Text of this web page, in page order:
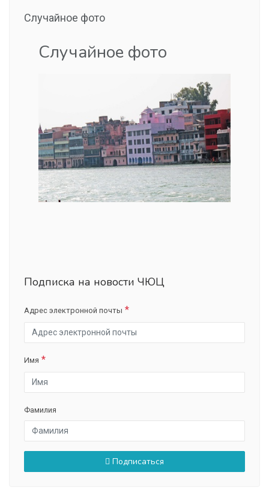
Случайное фото
Случайное фото
Подписка на новости ЧЮЦ
Адрес электронной почты
Имя
Фамилия
Подписаться